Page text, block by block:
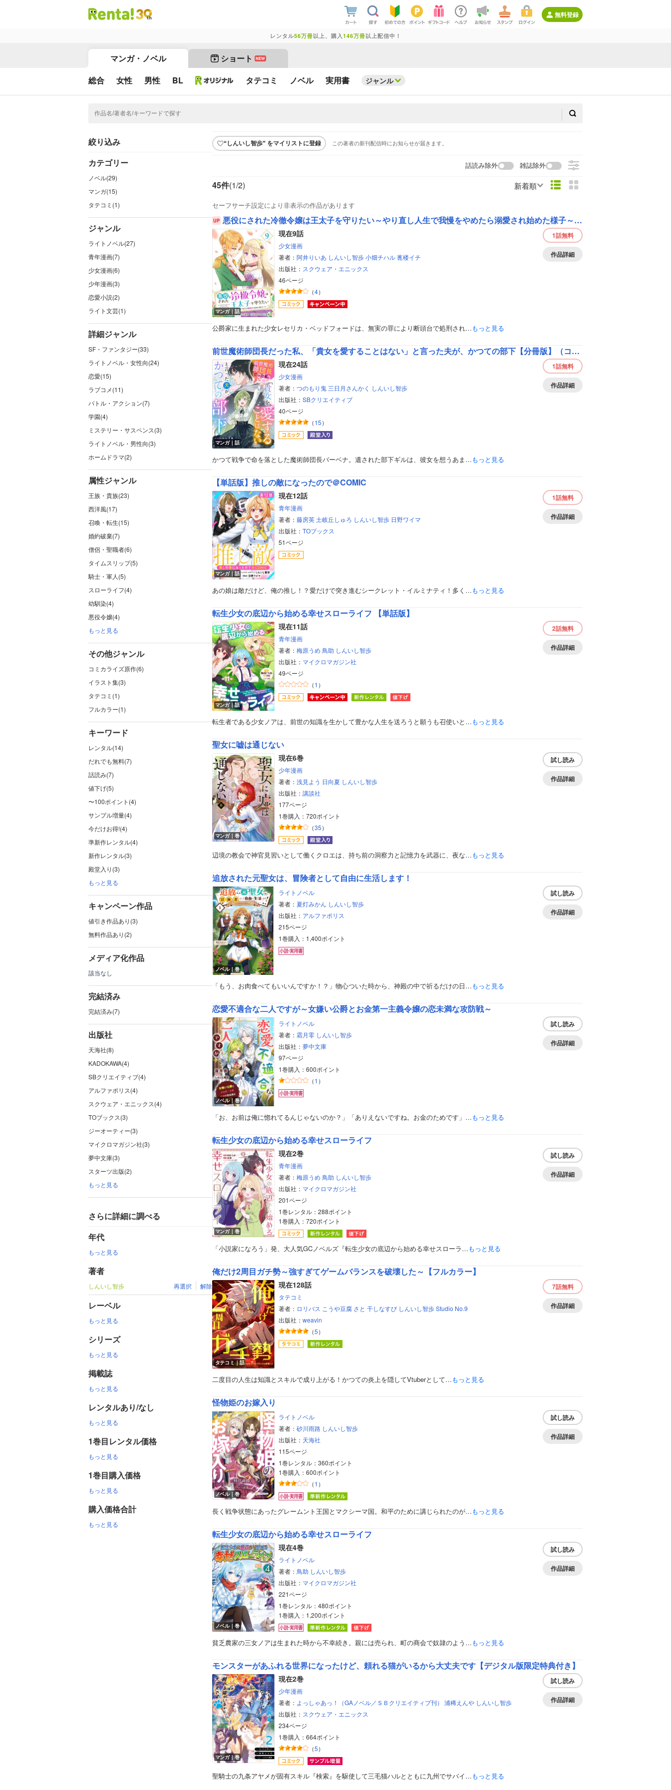
無料登録
レンタル56万冊以上、購入 146万冊以上配信中！
マンガ・ノベル ショート NEW
総合 女性 男性 BL タテコミ ノベル 実用書 ジャンル
絞り込み
カテゴリー
ノベル(29)
マンガ(15)
タテコミ(1)
ジャンル
ライトノベル(27)
青年漫画(7)
少女漫画(6)
少年漫画(3)
恋愛小説(2)
ライト文芸(1)
詳細ジャンル
SF・ファンタジー(33)
ライトノベル・女性向(24)
恋愛(15)
ラブコメ(11)
バトル・アクション(7)
学園(4)
ミステリー・サスペンス(3)
ライトノベル・男性向(3)
ホームドラマ(2)
属性ジャンル
王族・貴族(23)
西洋風(17)
召喚・転生(15)
婚約破棄(7)
僧侶・聖職者(6)
タイムスリップ(5)
騎士・軍人(5)
スローライフ(4)
幼馴染(4)
悪役令嬢(4)
もっと見る
その他ジャンル
コミカライズ原作(6)
イラスト集(3)
タテコミ(1)
フルカラー(1)
キーワード
レンタル(14)
だれでも無料(7)
話読み(7)
値下げ(5)
〜100ポイント(4)
サンプル増量(4)
今だけお得!(4)
準新作レンタル(4)
新作レンタル(3)
殿堂入り(3)
もっと見る
キャンペーン作品
値引き作品あり(3)
無料作品あり(2)
メディア化作品
該当なし
完結済み
完結済み(7)
出版社
天海社(8)
KADOKAWA(4)
SBクリエイティブ(4)
アルファポリス(4)
スクウェア・エニックス(4)
TOブックス(3)
ジーオーティー(3)
マイクロマガジン社(3)
夢中文庫(3)
スターツ出版(2)
もっと見る
さらに詳細に調べる
年代
もっと見る
著者
しんいし智歩 再選択 解除
レーベル
もっと見る
シリーズ
もっと見る
掲載誌
もっと見る
レンタルあり/なし
もっと見る
1巻目レンタル価格
もっと見る
1巻目購入価格
もっと見る
購入価格合計
もっと見る
“しんいし智歩” をマイリストに登録 この著者の新刊配信時にお知らせが届きます。
話読み除外 雑誌除外
45件(1/2) 新着順
セーフサーチ設定により非表示の作品があります
ボーイズラブ
ティーンズラブ
女性写真集
悪役にされた冷徹令嬢は王太子を守りたい～やり直し人生で我慢をやめたら溺愛され始めた様子～（コミック）【分冊版】
マンガ｜話
現在9話
少女漫画
著者： 阿井りいあ しんいし智歩 小畑チハル 蓖楼イチ
出版社： スクウェア・エニックス
46ページ
（4）
1話無料
作品詳細
公爵家に生まれた少女レセリカ・ベッドフォードは、無実の罪により断頭台で処刑され…もっと見る
前世魔術師団長だった私、「貴女を愛することはない」と言った夫が、かつての部下【分冊版】（コミック）
マンガ｜話
現在24話
少女漫画
著者： つのもり鬼 三日月さんかく しんいし智歩
出版社： SBクリエイティブ
40ページ
（15）
1話無料
作品詳細
かつて戦争で命を落とした魔術師団長バーベナ。遺された部下ギルは、彼女を想うあま…もっと見る
【単話版】推しの敵になったので＠COMIC
マンガ｜話
現在12話
青年漫画
著者： 藤房英 土岐丘しゅろ しんいし智歩 日野ワイマ
出版社： TOブックス
51ページ
1話無料
作品詳細
あの娘は敵だけど、俺の推し！？愛だけで突き進むシークレット・イルミナティ！多く…もっと見る
転生少女の底辺から始める幸せスローライフ 【単話版】
マンガ｜話
現在11話
青年漫画
著者： 梅原うめ 鳥助 しんいし智歩
出版社： マイクロマガジン社
49ページ
（1 ）
2話無料
作品詳細
転生者である少女ノアは、前世の知識を生かして豊かな人生を送ろうと願うも召使いと…もっと見る
聖女に嘘は通じない
マンガ｜巻
現在6巻
少年漫画
著者： 浅見よう 日向夏 しんいし智歩
出版社： 講談社
177ページ
1巻購入：720ポイント
（35）
試し読み
作品詳細
辺境の教会で神官見習いとして働くクロエは、持ち前の洞察力と記憶力を武器に、夜な…もっと見る
追放された元聖女は、冒険者として自由に生活します！
ノベル｜巻
ライトノベル
著者： 夏灯みかん しんいし智歩
出版社： アルファポリス
215ページ
1巻購入：1,400ポイント
試し読み
作品詳細
「もう、お肉食べてもいいんですか！？」物心ついた時から、神殿の中で祈るだけの日…もっと見る
恋愛不適合な二人ですが～女嫌い公爵とお金第一主義令嬢の恋未満な攻防戦～
ノベル｜巻
ライトノベル
著者： 霜月零 しんいし智歩
出版社： 夢中文庫
97ページ
1巻購入：600ポイント
（1 ）
試し読み
作品詳細
「お、お前は俺に惚れてるんじゃないのか？」「ありえないですね。お金のためです」…もっと見る
転生少女の底辺から始める幸せスローライフ
マンガ｜巻
現在2巻
青年漫画
著者： 梅原うめ 鳥助 しんいし智歩
出版社： マイクロマガジン社
201ページ
1巻レンタル：288ポイント
1巻購入：720ポイント
試し読み
作品詳細
「小説家になろう」発、大人気GCノベルズ『転生少女の底辺から始める幸せスローラ…もっと見る
俺だけ2周目ガチ勢～強すぎてゲームバランスを破壊した～【フルカラー】
タテコミ｜話
現在128話
タテコミ
著者： ロリバス こうや豆腐 さと 干しなすび しんいし智歩 Studio No.9
出版社： weavin
（5）
7話無料
作品詳細
二度目の人生は知識とスキルで成り上がる！かつての炎上を隠してVtuberとして…もっと見る
怪物姫のお嫁入り
ノベル｜巻
ライトノベル
著者： 砂川雨路 しんいし智歩
出版社： 天海社
115ページ
1巻レンタル：360ポイント
1巻購入：600ポイント
（1 ）
試し読み
作品詳細
長く戦争状態にあったグレームント王国とマクシーマ国。和平のために講じられたのが…もっと見る
転生少女の底辺から始める幸せスローライフ
ノベル｜巻
現在4巻
ライトノベル
著者： 鳥助 しんいし智歩
出版社： マイクロマガジン社
221ページ
1巻レンタル：480ポイント
1巻購入：1,200ポイント
試し読み
作品詳細
貧乏農家の三女ノアは生まれた時から不幸続き。親には売られ、町の商会で奴隷のよう…もっと見る
モンスターがあふれる世界になったけど、頼れる猫がいるから大丈夫です【デジタル版限定特典付き】
マンガ｜巻
現在2巻
少年漫画
著者： よっしゃあっ！（GAノベル／ＳＢクリエイティブ刊） 浦稀えんや しんいし智歩
出版社： スクウェア・エニックス
234ページ
1巻購入：664ポイント
（5）
試し読み
作品詳細
聖騎士の九条アヤメが固有スキル『検索』を駆使して三毛猫ハルとともに九州でサバイ…もっと見る